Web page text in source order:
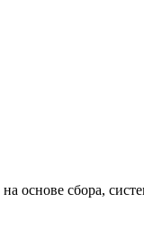
основе сбора,